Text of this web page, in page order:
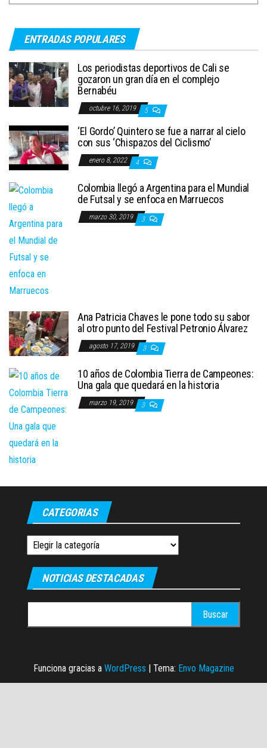
ENTRADAS POPULARES
Los periodistas deportivos de Cali se
gozaron un gran día en el complejo
Bernabéu
octubre 16, 2019 5
‘El Gordo’ Quintero se fue a narrar al cielo
con sus ‘Chispazos del Ciclismo’
enero 8, 2022 4
Colombia llegó a Argentina para el Mundial
de Futsal y se enfoca en Marruecos
marzo 30, 2019 3
Ana Patricia Chaves le pone todo su sabor
al otro punto del Festival Petronio Álvarez
agosto 17, 2019 3
10 años de Colombia Tierra de Campeones:
Una gala que quedará en la historia
marzo 19, 2019 3
CATEGORIAS
Categorias
NOTICIAS DESTACADAS
Funciona gracias a WordPress | Tema: Envo Magazine